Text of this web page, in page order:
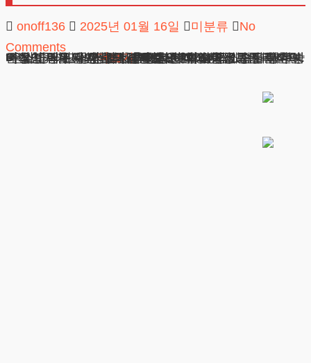
onoff136 2025년 01월 16일 미분류
No
Comments
임신중외도 상간녀소송 정확한 법적대응과 전략적 방어방안 배우자의 혼외관계로 인한 정신적 고통과 혼인관계 파탄에 대한 법적 구제는 이제 민사소송을 통한 배상청구가 일반적 해결방안으로 자리잡았습니다. 특히 일반 시민들이 겪는 혼인파탄 사례 중에서도 배우자의 외도행위는 매우 심각한 정신적 고통을 수반합니다. 더욱이 배우자가더보기
상호 : 법무법인 테헤란
사업자 : 589-86-01340
대표자 : 이수학
주소 : 서울시 강남구 테헤란로 420, KT선릉타워West 9층
광고책임변호사 : 이수학